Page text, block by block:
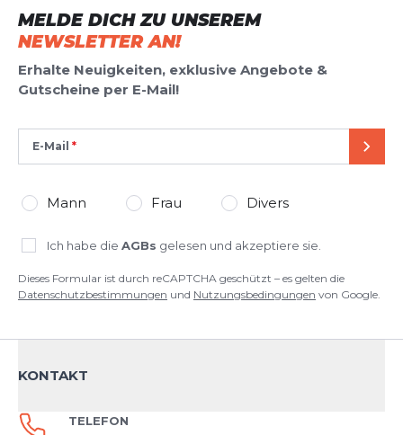
Dieses Formular ist durch reCAPTCHA geschützt – es gelten die
Datenschutzbestimmungenund
MELDE DICH ZU UNSEREM
NEWSLETTER AN!
Erhalte Neuigkeiten, exklusive Angebote &
Gutscheine per E-Mail!
E-Mail
Mann Frau Divers
Ich habe die AGBs gelesen und akzeptiere sie.
Dieses Formular ist durch reCAPTCHA geschützt – es gelten die
Datenschutzbestimmungen und Nutzungsbedingungen von Google.
KONTAKT
TELEFON